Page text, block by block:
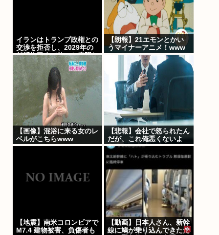
イランはトランプ政権との
交渉を拒否し、2029年の
任期終了まで待つと表明し
た
【朗報】21エモンとかい
うマイナーアニメ！www
【画像】混浴に来る女のレ
ベルがこちらwww
【悲報】会社で怒られたん
だが、これ俺悪くないよ
な？www
【地震】南米コロンビアで
M7.4 建物被害、負傷者も
【動画】日本人さん、新幹
線に鳩が乗り込んできただ